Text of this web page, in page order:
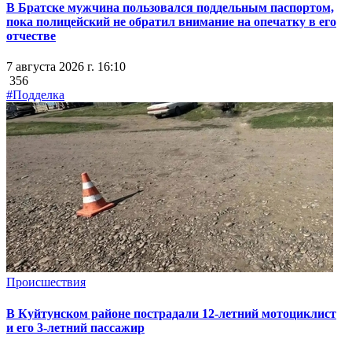
В Братске мужчина пользовался поддельным паспортом,
пока полицейский не обратил внимание на опечатку в его
отчестве
7 августа 2026 г. 16:10
356
#Подделка
Происшествия
В Куйтунском районе пострадали 12-летний мотоциклист
и его 3-летний пассажир